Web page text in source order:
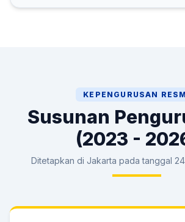
KEPENGURUSAN
Susunan
(2023 -
Ditetapkan di Jakarta pada tanggal